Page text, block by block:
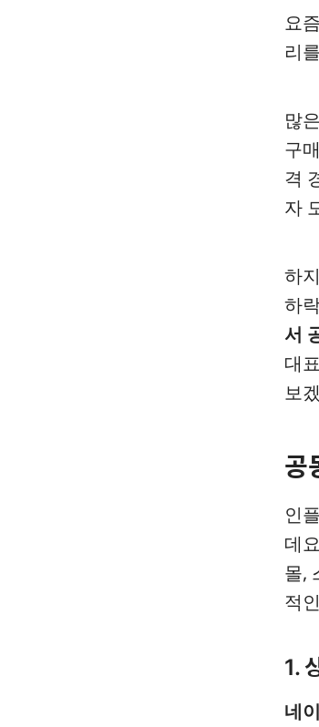
요
리
많
구
격
자
하
하
서
대
보
공
인
데
몰,
적
1.
네